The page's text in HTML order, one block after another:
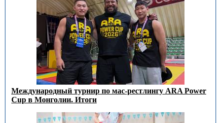
Международный турнир по мас-рестлингу ARA Power
Cup в Монголии. Итоги